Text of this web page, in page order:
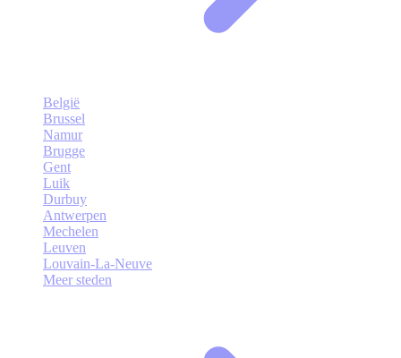
België
Brussel
Namur
Brugge
Gent
Luik
Durbuy
Antwerpen
Mechelen
Leuven
Louvain-La-Neuve
Meer steden